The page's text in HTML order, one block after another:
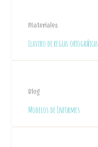
Materiales
Llavero de reglas ortográficas
Blog
Modelos de Informes